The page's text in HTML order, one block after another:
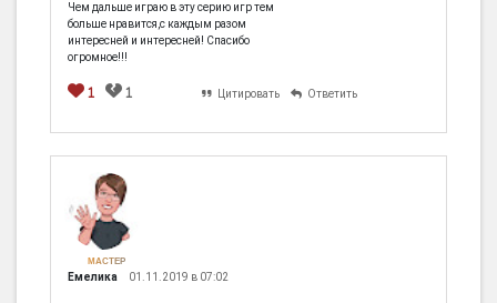
Чем дальше играю в эту серию игр тем
больше нравится,с каждым разом
интересней и интересней! Спасибо
огромное!!!
1 1 Цитировать Ответить
МАСТЕР
Емелика 01.11.2019 в 07:02